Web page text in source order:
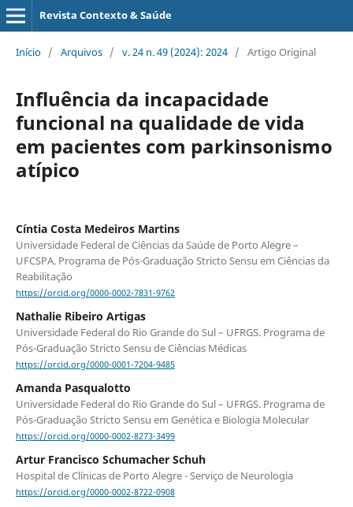
Revista Contexto & Saúde
Início / Arquivos / v. 24 n. 49 (2024): 2024 / Artigo Original
Influência da incapacidade
funcional na qualidade de vida
em pacientes com parkinsonismo
atípico
Cíntia Costa Medeiros Martins
Universidade Federal de Ciências da Saúde de Porto Alegre –
UFCSPA. Programa de Pós-Graduação Stricto Sensu em Ciências da
Reabilitação
https://orcid.org/0000-0002-7831-9762
Nathalie Ribeiro Artigas
Universidade Federal do Rio Grande do Sul – UFRGS. Programa de
Pós-Graduação Stricto Sensu de Ciências Médicas
https://orcid.org/0000-0001-7204-9485
Amanda Pasqualotto
Universidade Federal do Rio Grande do Sul – UFRGS. Programa de
Pós-Graduação Stricto Sensu em Genética e Biologia Molecular
https://orcid.org/0000-0002-8273-3499
Artur Francisco Schumacher Schuh
Hospital de Clínicas de Porto Alegre - Serviço de Neurologia
https://orcid.org/0000-0002-8722-0908